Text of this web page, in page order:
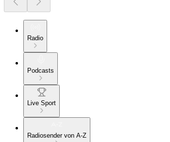
Radio
Podcasts
Live Sport
Radiosender von A-Z